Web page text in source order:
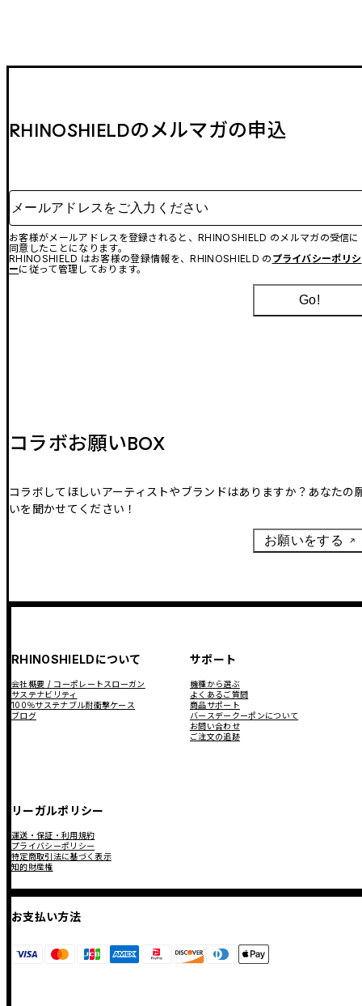
RHINOSHIELDのメルマガの申込
メールアドレスをご入力ください
お客様がメールアドレスを登録されると、RHINOSHIELD のメルマガの受信に
同意したことになります。
RHINOSHIELD はお客様の登録情報を、RHINOSHIELD の プライバシーポリシ
ーに従って管理しております。
Go!
コラボお願いBOX
コラボしてほしいアーティストやブランドはありますか？あなたの
いを聞かせてください！
お願いをする
RHINOSHIELDについて
会社概要 / コーポレートスローガン
サステナビリティ
100％サステナブル耐衝撃ケース
ブログ
サポート
機種から選ぶ
よくあるご質問
商品サポート
バースデークーポンについて
お問い合わせ
ご注文の追跡
リーガルポリシー
運送・保証・利用規約
プライバシーポリシー
特定商取引法に基づく表示
知的財産権
お支払い方法